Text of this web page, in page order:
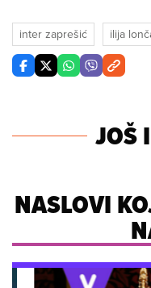
inter zaprešić ilija
JOŠ
NASLOVI